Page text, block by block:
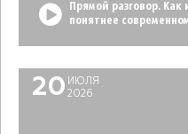
Прямой разговор.
понятнее
20 ИЮЛЯ
2026